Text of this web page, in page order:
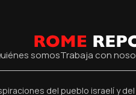
somosTrabaja con
del pueblo israelí y